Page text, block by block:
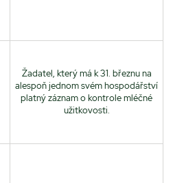
Žadatel, který má k 31. březnu na
alespoň jednom svém hospodářství
platný záznam o kontrole mléčné
užitkovosti.